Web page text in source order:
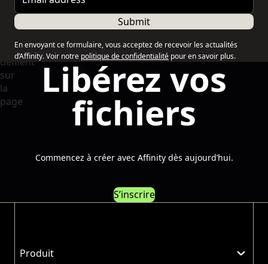
Submit
En envoyant ce formulaire, vous acceptez de recevoir les actualités
d’Affinity. Voir notre politique de confidentialité pour en savoir plus.
Libérez vos
fichiers
Commencez à créer avec Affinity dès aujourd’hui.
S’inscrire
Produit